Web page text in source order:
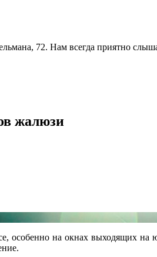
72. Нам всегда приятно
жалюзи
особенно на окнах выходящих